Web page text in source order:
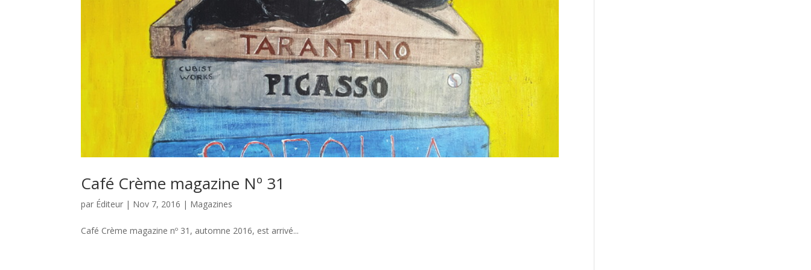
Café Crème magazine Nº 31
par Éditeur | Nov 7, 2016 | Magazines
Café Crème magazine nº 31, automne 2016, est arrivé...